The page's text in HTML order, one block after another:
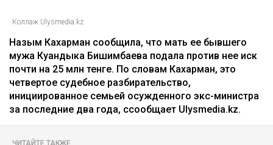
Кахарман мать Бишимбаева
Зарина Файзулина 06.08.2026, 08:58